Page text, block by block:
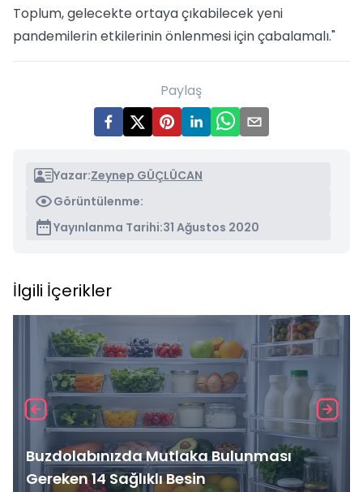
Toplum, gelecekte ortaya çıkabilecek yeni
pandemilerin etkilerinin önlenmesi için çabalamalı."
Paylaş
Yazar:Zeynep GÜÇLÜCAN
Görüntülenme:
Yayınlanma Tarihi:31 Ağustos 2020
İlgili İçerikler
Buzdolabınızda Mutlaka Bulunması
Gereken 14 Sağlıklı Besin